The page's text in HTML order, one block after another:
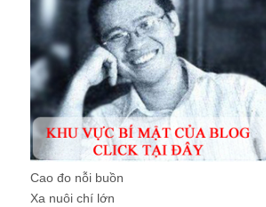
Cao đo nỗi buồn
Xa nuôi chí lớn